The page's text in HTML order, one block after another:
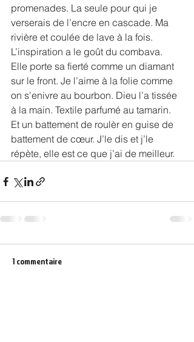
promenades. La seule pour qui je
verserais de l’encre en cascade. Ma
rivière et coulée de lave à la fois.
L’inspiration a le goût du combava.
Elle porte sa fierté comme un diamant
sur le front. Je l’aime à la folie comme
on s’enivre au bourbon. Dieu l’a tissée
à la main. Textile parfumé au tamarin.
Et un battement de roulèr en guise de
battement de cœur. J’le dis et j’le
répète, elle est ce que j’ai de meilleur.
1 commentaire